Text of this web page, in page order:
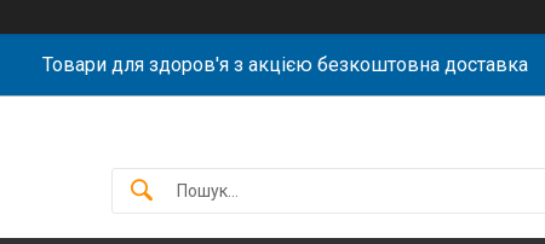
Товари для здоров'я з акцією безкоштовна доставка